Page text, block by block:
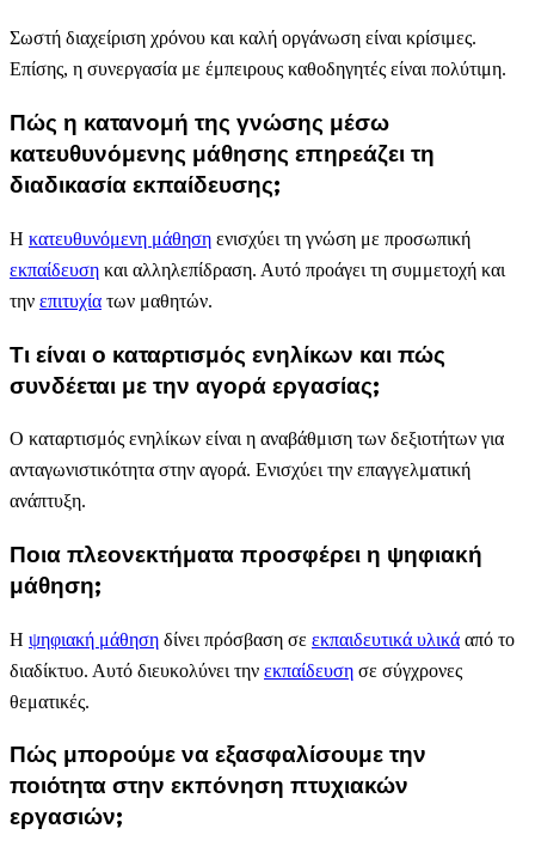
Σωστή διαχείριση χρόνου και καλή οργάνωση είναι κρίσιμες.
Επίσης, η συνεργασία με έμπειρους καθοδηγητές είναι πολύτιμη.
Πώς η κατανομή της γνώσης μέσω
κατευθυνόμενης μάθησης επηρεάζει τη
διαδικασία εκπαίδευσης;
Η κατευθυνόμενη μάθηση ενισχύει τη γνώση με προσωπική
εκπαίδευση και αλληλεπίδραση. Αυτό προάγει τη συμμετοχή και
την επιτυχία των μαθητών.
Τι είναι ο καταρτισμός ενηλίκων και πώς
συνδέεται με την αγορά εργασίας;
Ο καταρτισμός ενηλίκων είναι η αναβάθμιση των δεξιοτήτων για
ανταγωνιστικότητα στην αγορά. Ενισχύει την επαγγελματική
ανάπτυξη.
Ποια πλεονεκτήματα προσφέρει η ψηφιακή
μάθηση;
Η ψηφιακή μάθηση δίνει πρόσβαση σε εκπαιδευτικά υλικά από το
διαδίκτυο. Αυτό διευκολύνει την εκπαίδευση σε σύγχρονες
θεματικές.
Πώς μπορούμε να εξασφαλίσουμε την
ποιότητα στην εκπόνηση πτυχιακών
εργασιών;